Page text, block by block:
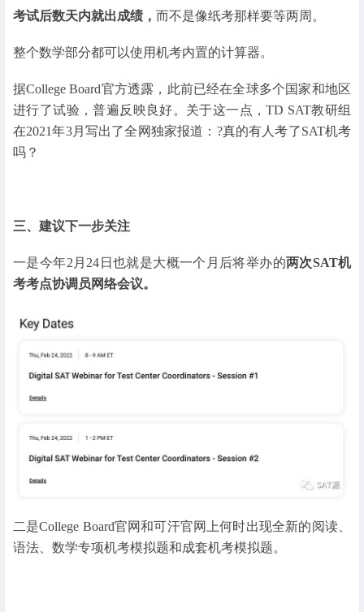
考试后数天内就出成绩， 而不是像纸考那样要等两周。
整个数学部分都可以使用机考内置的计算器。
据College Board官方透露，此前已经在全球多个国家和地区
进行了试验，普遍反映良好。关于这一点，TD SAT教研组
在2021年3月写出了全网独家报道：?真的有人考了SAT机考
吗？
三、建议下一步关注
一是今年2月24日也就是大概一个月后将举办的两次SAT机
考考点协调员网络会议。
二是College Board官网和可汗官网上何时出现全新的阅读、
语法、数学专项机考模拟题和成套机考模拟题。